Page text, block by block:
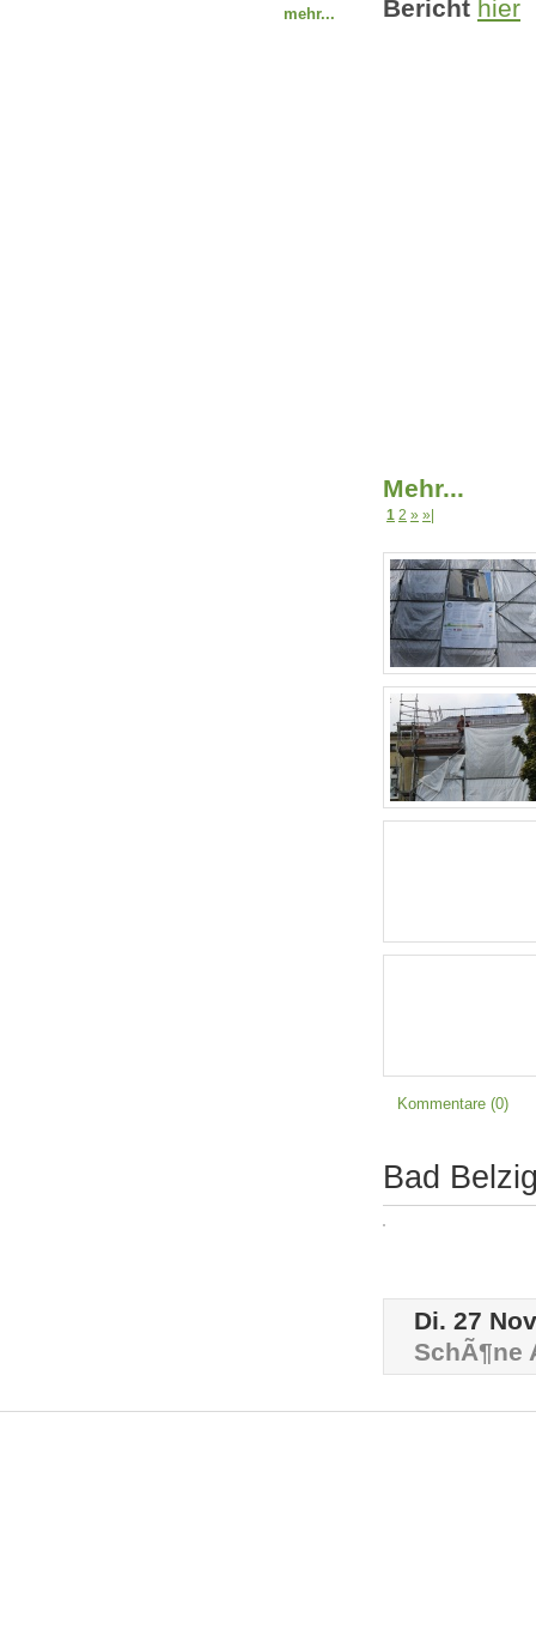
mehr...
Bericht hier
Mehr...
1 2 » »|
Kommentare (0)
Bad
Di. 27
SchÃ¶ne